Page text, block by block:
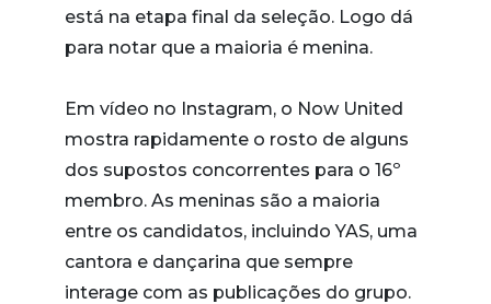
está na etapa final da seleção. Logo dá
para notar que a maioria é menina.
Em vídeo no Instagram, o Now United
mostra rapidamente o rosto de alguns
dos supostos concorrentes para o 16º
membro. As meninas são a maioria
entre os candidatos, incluindo YAS, uma
cantora e dançarina que sempre
interage com as publicações do grupo.